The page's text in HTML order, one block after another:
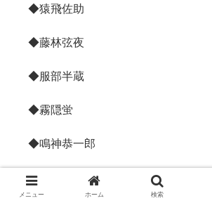
◆猿飛佐助
◆藤林弦夜
◆服部半蔵
◆霧隠蛍
◆鳴神恭一郎
◆三葉楓悟
メニュー ホーム 検索